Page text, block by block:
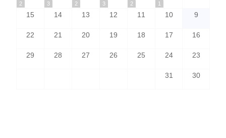
1
2
3
2
3
2
9
10
11
12
13
14
15
16
17
18
19
20
21
22
23
24
25
26
27
28
29
30
31